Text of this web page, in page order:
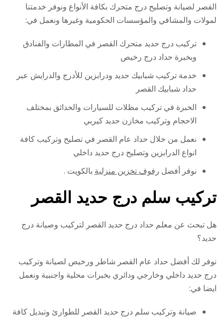
القصر لصيانة وتصليح درج متحرك بكافة الأنواع ونوفر خدمتنا
لمولات والمشافي والمؤسسات الحكومية وغيرها ونعمل في:
تركيب درج حديد متحرك القصر في المطارات والفنادق
وبخبرة حداد درج رخيص
خدمة تركيب شبابيك حديد ودرابزين للأدرج والدرايش عبر
حداد شبابيك القصر
الخبرة في تركيب مظلات للسيارات والحدائق بمختلف
الاحجام وتركيب مخازن حديد كيربي
نعمل من خلال حداد عام القصر في تصليح وتركيب كافة
انواع الدرابزين وتصليح درج حديد داخلي
نوفر أفضل رفوف تخزين منزلية بالكويت .
تركيب سلم درج حديد القصر
هل تبحث عن معلم حداد درج حديد القصر لتركيب وصيانة درج
حديد؟
نوفر لك أفضل حداد عام القصر شاطر ورخيص لصيانة وتركيب
درج حديد داخلي وخارجي ودائري بخبرات محلية واجنبية ونعمل
ايضا في:
صيانة وتركيب سلم درج حديد القصر للطوارئ وتبديل كافة